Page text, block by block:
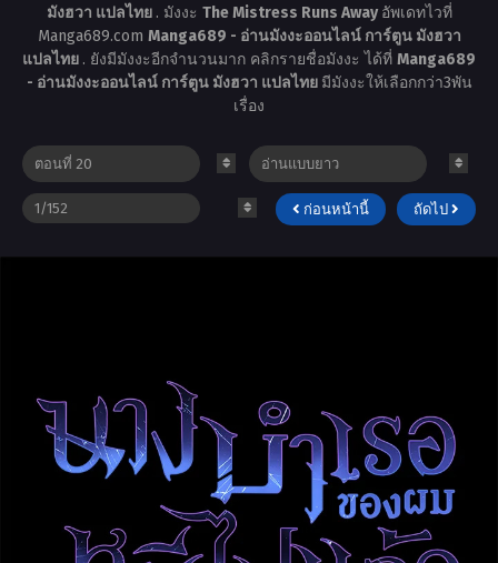
มังฮวา แปลไทย . มังงะ The Mistress Runs Awayอัพเดทไวที่
Manga689.com Manga689 - อ่านมังงะออนไลน์ การ์ตูน มังฮวา
แปลไทย . ยังมีมังงะอีกจำนวนมาก คลิกรายชื่อมังงะ ได้ที่ Manga689
- อ่านมังงะออนไลน์ การ์ตูน มังฮวา แปลไทย มีมังงะให้เลือกกว่า3พัน
เรื่อง
ก่อนหน้านี้ ถัดไป